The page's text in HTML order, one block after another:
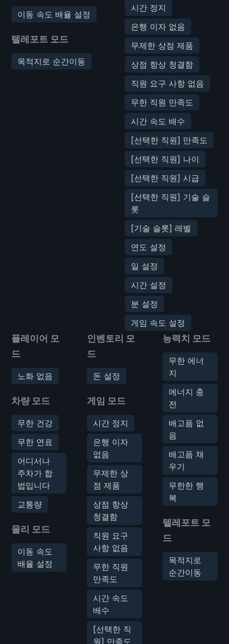
이동 속도 배율 설정
텔레포트 모드
목적지로 순간이동
시간 정지
은행 이자 없음
무제한 상점 제품
상점 항상 청결함
직원 요구 사항 없음
무한 직원 만족도
시간 속도 배수
[선택한 직원] 만족도
[선택한 직원] 나이
[선택한 직원] 시급
[선택한 직원] 기술 슬
롯
[기술 슬롯] 레벨
연도 설정
일 설정
시간 설정
분 설정
게임 속도 설정
플레이어 모
드
노화 없음
차량 모드
무한 건강
무한 연료
어디서나
주차가 합
법입니다
교통량
물리 모드
이동 속도
배율 설정
인벤토리 모
드
돈 설정
게임 모드
시간 정지
은행 이자
없음
무제한 상
점 제품
상점 항상
청결함
직원 요구
사항 없음
무한 직원
만족도
시간 속도
배수
[선택한 직
원] 만족도
능력치 모드
무한 에너
지
에너지 충
전
배고픔 없
음
배고픔 채
우기
무한한 행
복
텔레포트 모
드
목적지로
순간이동